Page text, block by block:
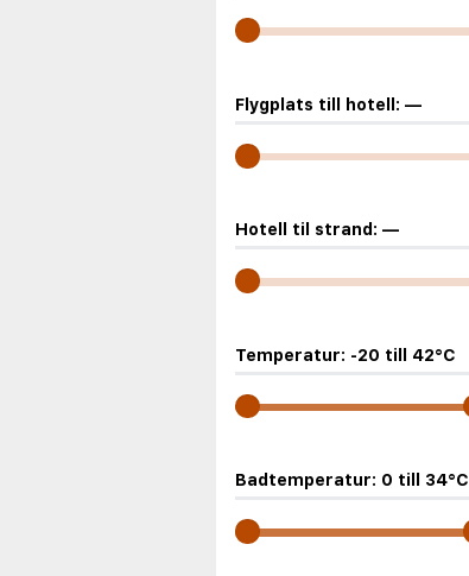
Flygplats till hotell: —
Hotell til strand: —
Temperatur: -20 till 42°C
Badtemperatur: 0 till 34°C